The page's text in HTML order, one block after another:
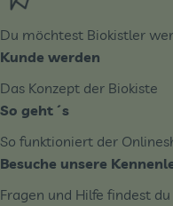
Du möchtest Biokistler
Kunde werden
Das Konzept der Biokiste
So geht´s
So funktioniert der
Besuche unsere
Fragen und Hilfe findest du